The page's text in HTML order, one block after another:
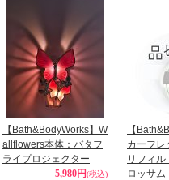
【Bath&BodyWorks】W
allflowers本体：バタフ
ライプロジェクター
5,980円(税込)
【
カーフレ
リフィ
ロッサム